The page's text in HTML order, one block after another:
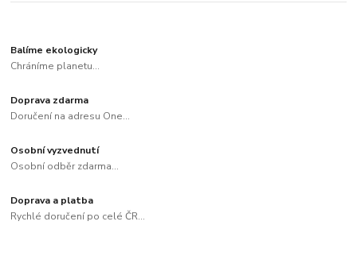
Balíme ekologicky
Chráníme planetu...
Doprava zdarma
Doručení na adresu One...
Osobní vyzvednutí
Osobní odběr zdarma...
Doprava a platba
Rychlé doručení po celé ČR...